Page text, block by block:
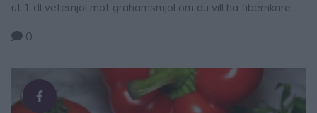
ut 1 dl vetemjöl mot grahamsmjöl om du vill ha fiberrikare
här för recept! Tips! Baka veganska snabbfrallor som är
4 dl vetemjöl 8 dl havredryck (eller sojamjölk) en …
0